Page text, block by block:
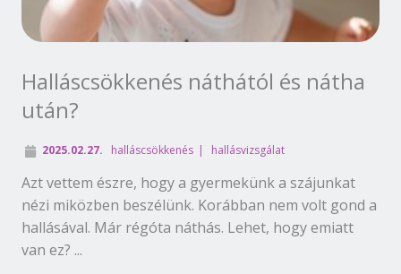
Halláscsökkenés náthától és nátha
után?
2025.02.27. halláscsökkenés hallásvizsgálat
Azt vettem észre, hogy a gyermekünk a szájunkat
nézi miközben beszélünk. Korábban nem volt gond a
hallásával. Már régóta náthás. Lehet, hogy emiatt
van ez? ...